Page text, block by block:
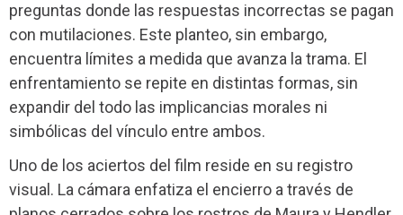
preguntas donde las respuestas incorrectas se pagan
con mutilaciones. Este planteo, sin embargo,
encuentra límites a medida que avanza la trama. El
enfrentamiento se repite en distintas formas, sin
expandir del todo las implicancias morales ni
simbólicas del vínculo entre ambos.
Uno de los aciertos del film reside en su registro
visual. La cámara enfatiza el encierro a través de